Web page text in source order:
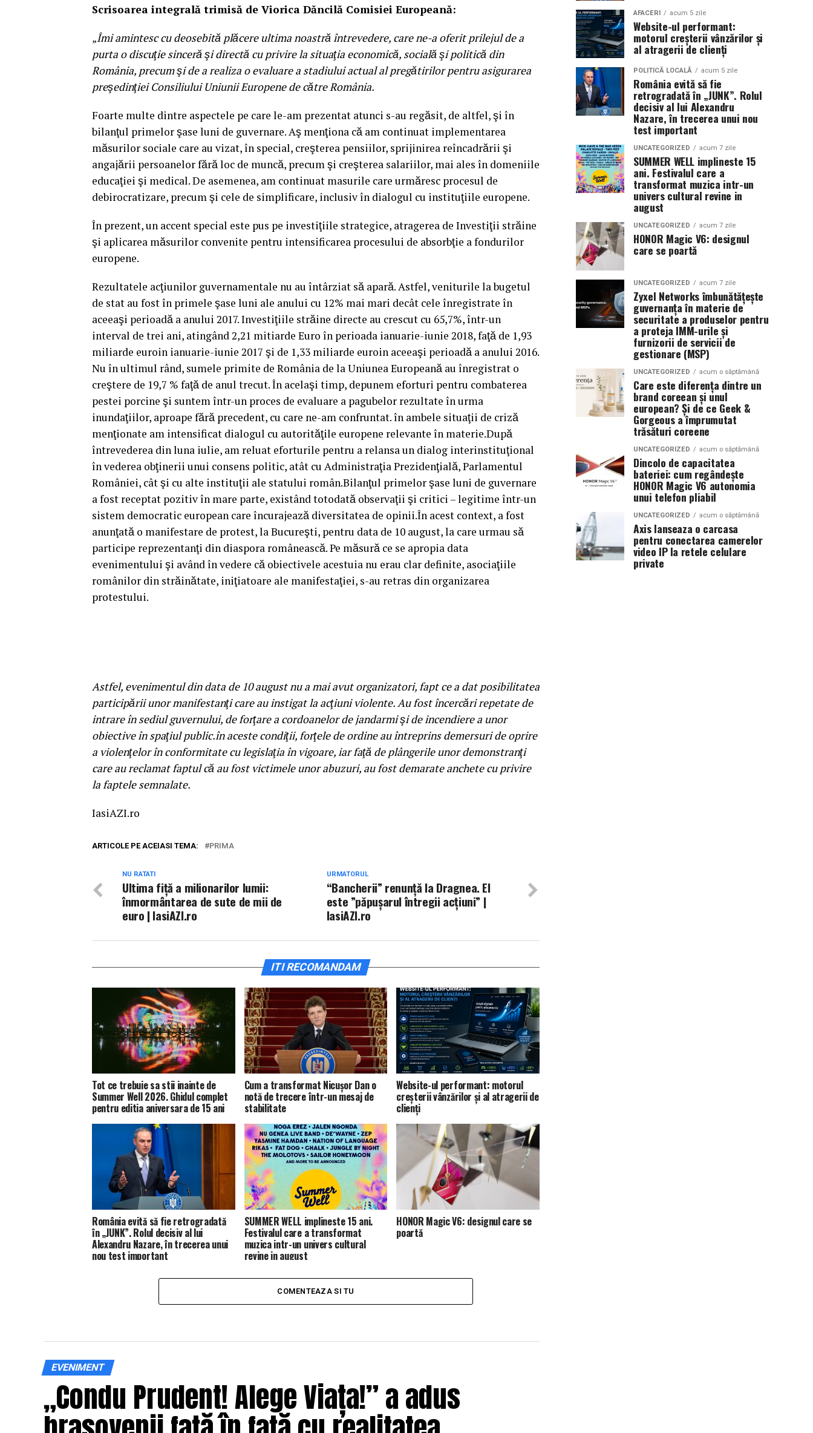
Scrisoarea integrală trimisă de Viorica Dăncilă Comisiei Europeană:
„Îmi amintesc cu deosebită plăcere ultima noastră întrevedere, care ne-a oferit prilejul de a
purta o discuţie sinceră şi directă cu privire la situaţia economică, socială şi politică din
România, precum şi de a realiza o evaluare a stadiului actual al pregătirilor pentru asigurarea
preşedinţiei Consiliului Uniunii Europene de către România.
Foarte multe dintre aspectele pe care le-am prezentat atunci s-au regăsit, de altfel, şi în
bilanţul primelor şase luni de guvernare. Aş menţiona că am continuat implementarea
măsurilor sociale care au vizat, în special, creşterea pensiilor, sprijinirea reîncadrării şi
angajării persoanelor fără loc de muncă, precum şi creşterea salariilor, mai ales în domeniile
educaţiei şi medical. De asemenea, am continuat masurile care urmăresc procesul de
debirocratizare, precum şi cele de simplificare, inclusiv în dialogul cu instituţiile europene.
În prezent, un accent special este pus pe investiţiile strategice, atragerea de Investiţii străine
şi aplicarea măsurilor convenite pentru intensificarea procesului de absorbţie a fondurilor
europene.
Rezultatele acţiunilor guvernamentale nu au întârziat să apară. Astfel, veniturile la bugetul
de stat au fost în primele şase luni ale anului cu 12% mai mari decât cele înregistrate în
aceeaşi perioadă a anului 2017. Investiţiile străine directe au crescut cu 65,7%, într-un
interval de trei ani, atingând 2,21 mitiarde Euro în perioada ianuarie-iunie 2018, faţă de 1,93
miliarde euroin ianuarie-iunie 2017 şi de 1,33 miliarde euroin aceeaşi perioadă a anului 2016.
Nu în ultimul rând, sumele primite de România de la Uniunea Europeană au înregistrat o
creştere de 19,7 % faţă de anul trecut. În acelaşi timp, depunem eforturi pentru combaterea
pestei porcine şi suntem într-un proces de evaluare a pagubelor rezultate în urma
inundaţiilor, aproape fără precedent, cu care ne-am confruntat. în ambele situaţii de criză
menţionate am intensificat dialogul cu autorităţile europene relevante în materie.După
întrevederea din luna iulie, am reluat eforturile pentru a relansa un dialog interinstituţional
în vederea obţinerii unui consens politic, atât cu Administraţia Prezidenţială, Parlamentul
României, cât şi cu alte instituţii ale statului român.Bilanţul primelor şase luni de guvernare
a fost receptat pozitiv în mare parte, existând totodată observaţii şi critici – legitime într-un
sistem democratic european care încurajează diversitatea de opinii.În acest context, a fost
anunţată o manifestare de protest, la Bucureşti, pentru data de 10 august, la care urmau să
participe reprezentanţi din diaspora românească. Pe măsură ce se apropia data
evenimentului şi având în vedere că obiectivele acestuia nu erau clar definite, asociaţiile
românilor din străinătate, iniţiatoare ale manifestaţiei, s-au retras din organizarea
protestului.
Astfel, evenimentul din data de 10 august nu a mai avut organizatori, fapt ce a dat posibilitatea
participării unor manifestanţi care au instigat la acţiuni violente. Au fost încercări repetate de
intrare în sediul guvernului, de forţare a cordoanelor de jandarmi şi de incendiere a unor
obiective în spaţiul public.în aceste condiţii, forţele de ordine au întreprins demersuri de oprire
a violenţelor în conformitate cu legislaţia în vigoare, iar faţă de plângerile unor demonstranţi
care au reclamat faptul că au fost victimele unor abuzuri, au fost demarate anchete cu privire
la faptele semnalate.
IasiAZI.ro
ARTICOLE PE ACEIASI TEMA: PRIMA
URMATORUL
“Bancherii” renunţă la Dragnea. El
este ”păpușarul întregii acțiuni” |
IasiAZI.ro
NU RATATI
Ultima fiță a milionarilor lumii:
înmormântarea de sute de mii de
euro | IasiAZI.ro
ITI RECOMANDAM
Tot ce trebuie sa stii inainte de
Summer Well 2026. Ghidul complet
pentru editia aniversara de 15 ani
Cum a transformat Nicușor Dan o
notă de trecere într-un mesaj de
stabilitate
Website-ul performant: motorul
creșterii vânzărilor și al atragerii de
clienți
România evită să fie retrogradată
în „JUNK”. Rolul decisiv al lui
Alexandru Nazare, în trecerea unui
nou test important
SUMMER WELL implineste 15 ani.
Festivalul care a transformat
muzica intr-un univers cultural
revine in august
HONOR Magic V6: designul care se
poartă
COMENTEAZA SI TU
EVENIMENT
„Condu Prudent! Alege Viața!” a adus
AFACERI acum 5 zile
Website-ul performant:
motorul creșterii vânzărilor și
al atragerii de clienți
POLITICĂ LOCALĂ acum 5 zile
România evită să fie
retrogradată în „JUNK”. Rolul
decisiv al lui Alexandru
Nazare, în trecerea unui nou
test important
UNCATEGORIZED acum 7 zile
SUMMER WELL implineste 15
ani. Festivalul care a
transformat muzica intr-un
univers cultural revine in
august
UNCATEGORIZED acum 7 zile
HONOR Magic V6: designul
care se poartă
UNCATEGORIZED acum 7 zile
Zyxel Networks îmbunătățește
guvernanța în materie de
securitate a produselor pentru
a proteja IMM-urile și
furnizorii de servicii de
gestionare (MSP)
UNCATEGORIZED acum o săptămână
Care este diferența dintre un
brand coreean și unul
european? Și de ce Geek &
Gorgeous a împrumutat
trăsături coreene
UNCATEGORIZED acum o săptămână
Dincolo de capacitatea
bateriei: cum regândește
HONOR Magic V6 autonomia
unui telefon pliabil
UNCATEGORIZED acum o săptămână
Axis lanseaza o carcasa
pentru conectarea camerelor
video IP la retele celulare
private